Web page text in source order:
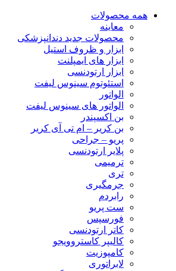
همه محصولات
معاینه
محصولات جدید دندانپزشکی
ابزار و ظروف استیل
ابزار های ایمپلنت
ابزار ارتودنسی
استئوتوم سینوس لیفت
الواتور
الواتور های سینوس لیفت
بن اکسپندر
بن کریر – ام تی آی کریر
پریو – جراحی
پلایر ارتودنسی
ترمیمی
تری
جرمگیری
رابردم
ست پریو
فورسپس
کاتر ارتودنسی
کالیپر کاستروویجو
کامپوزیت
لابراتوری